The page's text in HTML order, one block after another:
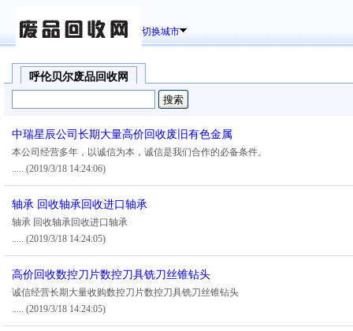
切换城市
呼伦贝尔废品回收网
中瑞星辰公司长期大量高价回收废旧有色金属
本公司经营多年，以诚信为本，诚信是我们合作的必备条件。
..... (2019/3/18 14:24:06)
轴承 回收轴承回收进口轴承
轴承 回收轴承回收进口轴承
..... (2019/3/18 14:24:05)
高价回收数控刀片数控刀具铣刀丝锥钻头
诚信经营长期大量收购数控刀片数控刀具铣刀丝锥钻头
..... (2019/3/18 14:24:05)